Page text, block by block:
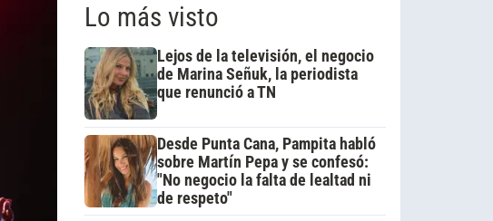
Lo más visto
Lejos de la televisión, el negocio
de Marina Señuk, la periodista
que renunció a TN
Desde Punta Cana, Pampita habló
sobre Martín Pepa y se confesó:
"No negocio la falta de lealtad ni
de respeto"